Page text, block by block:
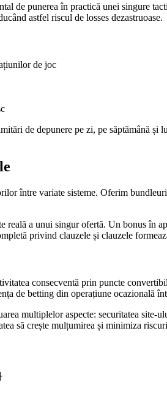
de punerea în practică unei singure
astfel riscul de losses dezastruoase.
de joc
de depunere pe zi, pe săptămână
între variate sisteme. Oferim
a unui singur ofertă. Un bonus în
privind clauzele și clauzele
consecventă prin puncte
de betting din operațiune ocazională
multiplelor aspecte: securitatea
să crește mulțumirea și minimiza